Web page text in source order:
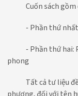
Cuốn sách gồm
- Phần thứ
- Phần thứ hai:
phong
Tất cả tư liệu